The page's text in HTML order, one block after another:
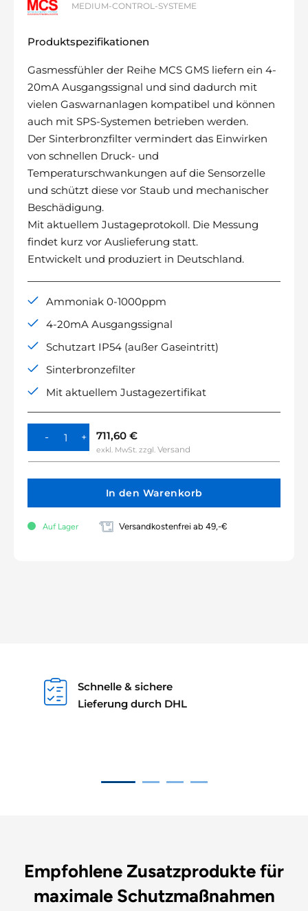
MEDIUM-CONTROL-SYSTEME
Produktspezifikationen
Gasmessfühler der Reihe MCS GMS liefern ein 4-
20mA Ausgangssignal und sind dadurch mit
vielen Gaswarnanlagen kompatibel und können
auch mit SPS-Systemen betrieben werden.
Der Sinterbronzfilter vermindert das Einwirken
von schnellen Druck- und
Temperaturschwankungen auf die Sensorzelle
und schützt diese vor Staub und mechanischer
Beschädigung.
Mit aktuellem Justageprotokoll. Die Messung
findet kurz vor Auslieferung statt.
Entwickelt und produziert in Deutschland.
Ammoniak 0-1000ppm
4-20mA Ausgangssignal
Schutzart IP54 (außer Gaseintritt)
Sinterbronzefilter
Mit aktuellem Justagezertifikat
In den Warenkorb
711,60 €
exkl. MwSt. zzgl. Versand
Auf Lager Versandkostenfrei ab 49,-€
Schnelle & sichere
Lieferung durch DHL
Empfohlene Zusatzprodukte für
maximale Schutzmaßnahmen